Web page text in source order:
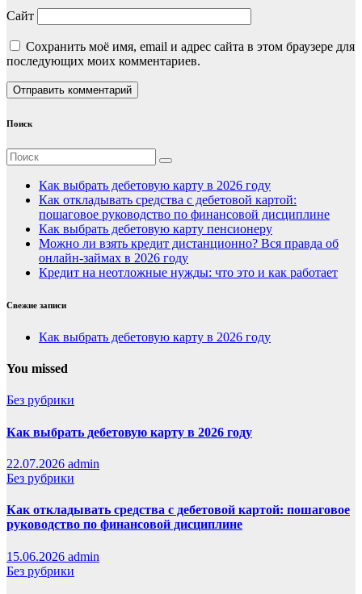
Сайт
Сохранить моё имя, email и адрес сайта в этом браузере для
последующих моих комментариев.
Поиск
Как выбрать дебетовую карту в 2026 году
Как откладывать средства с дебетовой картой:
пошаговое руководство по финансовой дисциплине
Как выбрать дебетовую карту пенсионеру
Можно ли взять кредит дистанционно? Вся правда об
онлайн-займах в 2026 году
Кредит на неотложные нужды: что это и как работает
Свежие записи
Как выбрать дебетовую карту в 2026 году
You missed
Без рубрики
Как выбрать дебетовую карту в 2026 году
22.07.2026 admin
Без рубрики
Как откладывать средства с дебетовой картой: пошаговое
руководство по финансовой дисциплине
15.06.2026 admin
Без рубрики